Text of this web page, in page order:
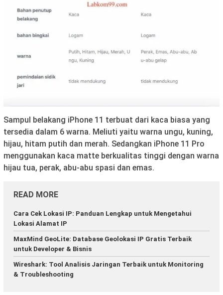
Sampul belakang iPhone 11 terbuat dari kaca biasa yang
tersedia dalam 6 warna. Meliuti yaitu warna ungu, kuning,
hijau, hitam putih dan merah. Sedangkan iPhone 11 Pro
menggunakan kaca matte berkualitas tinggi dengan warna
hijau tua, perak, abu-abu spasi dan emas.
READ MORE
Cara Cek Lokasi IP: Panduan Lengkap untuk Mengetahui
Lokasi Alamat IP
MaxMind GeoLite: Database Geolokasi IP Gratis Terbaik
untuk Developer & Bisnis
Wireshark: Tool Analisis Jaringan Terbaik untuk Monitoring
& Troubleshooting